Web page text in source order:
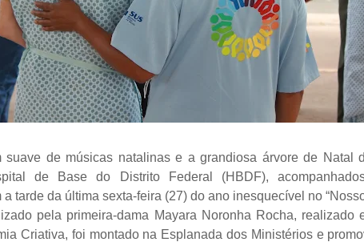
suave de músicas natalinas e a grandiosa árvore de Natal
de Base do Distrito Federal (HBDF),
tarde da última sexta-feira (27) do ano inesquecível no
pela primeira-dama Mayara Noronha Rocha, realizado
Criativa, foi montado na Esplanada dos Ministérios e